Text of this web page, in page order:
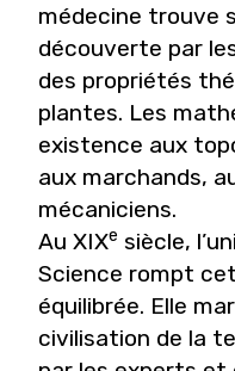
médecine trouve
découverte par
des propriétés
plantes. Les
existence aux
aux marchands,
mécaniciens.
Au XIXe siècle,
Science rompt
équilibrée. Elle
civilisation de la